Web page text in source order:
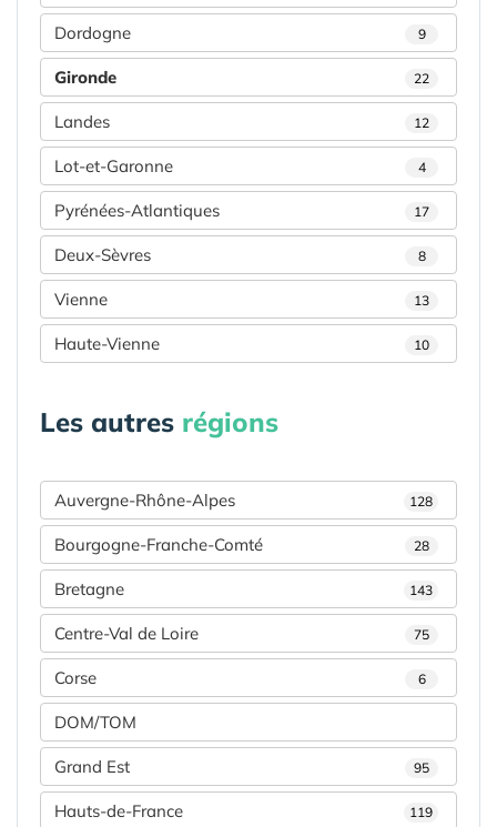
Dordogne 9
Gironde 22
Landes 12
Lot-et-Garonne 4
Pyrénées-Atlantiques 17
Deux-Sèvres 8
Vienne 13
Haute-Vienne 10
Les autres régions
Auvergne-Rhône-Alpes 128
Bourgogne-Franche-Comté 28
Bretagne 143
Centre-Val de Loire 75
Corse 6
DOM/TOM
Grand Est 95
Hauts-de-France 119